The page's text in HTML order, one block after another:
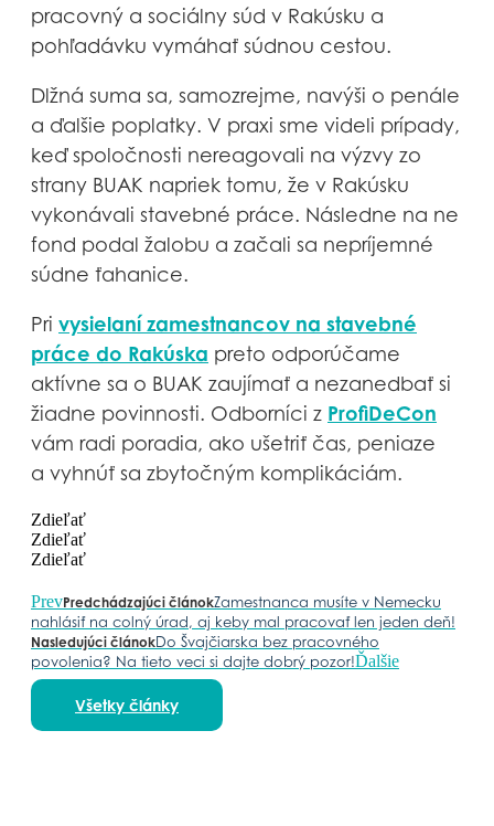
pracovný a sociálny súd v Rakúsku a
pohľadávku vymáhať súdnou cestou.
Dlžná suma sa, samozrejme, navýši o penále
a ďalšie poplatky. V praxi sme videli prípady,
keď spoločnosti nereagovali na výzvy zo
strany BUAK napriek tomu, že v Rakúsku
vykonávali stavebné práce. Následne na ne
fond podal žalobu a začali sa nepríjemné
súdne ťahanice.
Pri vysielaní zamestnancov na stavebné
práce do Rakúska preto odporúčame
aktívne sa o BUAK zaujímať a nezanedbať si
žiadne povinnosti. Odborníci z ProfiDeCon
vám radi poradia, ako ušetriť čas, peniaze
a vyhnúť sa zbytočným komplikáciám.
Zdieľať
Zdieľať
Zdieľať
PrevPredchádzajúci článokZamestnanca musíte v Nemecku
nahlásiť na colný úrad, aj keby mal pracovať len jeden deň!
Nasledujúci článokDo Švajčiarska bez pracovného
povolenia? Na tieto veci si dajte dobrý pozor!Ďalšie
Všetky články